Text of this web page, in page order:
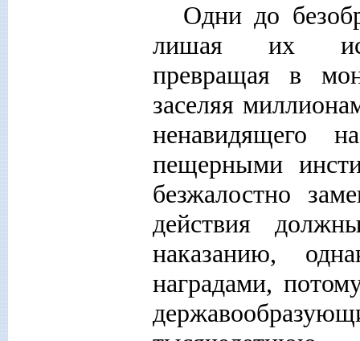
Одни до
лишая их
превращая в
заселяя
ненавидящего
пещерными
безжалостно
действия
наказанию,
наградами,